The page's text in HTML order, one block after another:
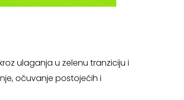
ulaganja u zelenu tranziciju i
očuvanje postojećih i